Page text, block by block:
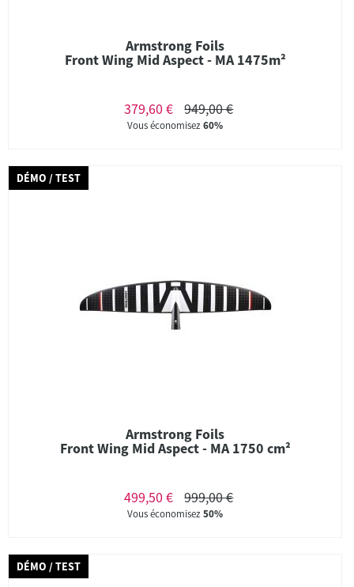
Armstrong Foils
Front Wing Mid Aspect - MA 1475m²
379,60 € 949,00 €
Vous économisez60%
DÉMO / TEST
Armstrong Foils
Front Wing Mid Aspect - MA 1750 cm²
499,50 € 999,00 €
Vous économisez50%
DÉMO / TEST